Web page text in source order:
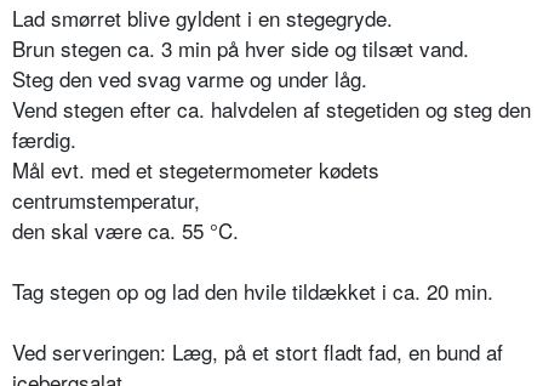
Lad smørret blive gyldent i en stegegryde.
Brun stegen ca. 3 min på hver side og tilsæt vand.
Steg den ved svag varme og under låg.
Vend stegen efter ca. halvdelen af stegetiden og steg den
færdig.
Mål evt. med et stegetermometer kødets
centrumstemperatur,
den skal være ca. 55 °C.
Tag stegen op og lad den hvile tildækket i ca. 20 min.
Ved serveringen: Læg, på et stort fladt fad, en bund af